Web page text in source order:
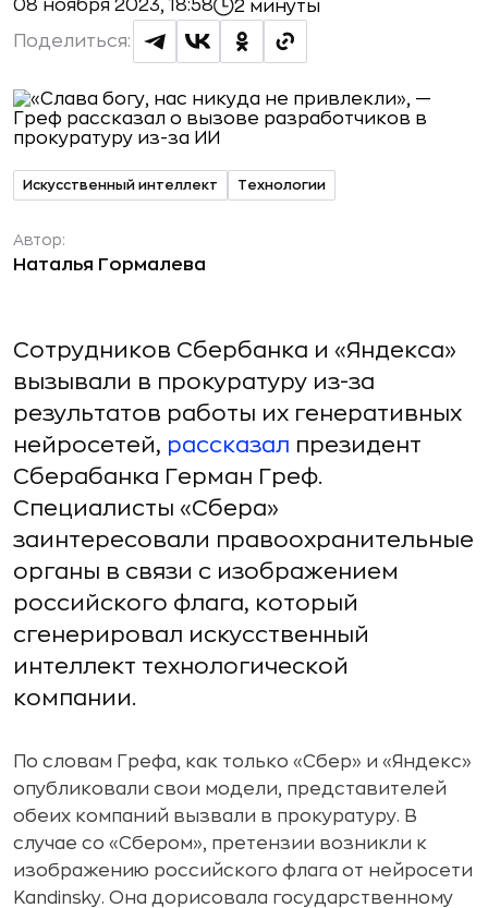
08 ноября 2023, 18:58 2 минуты
Поделиться:
Искусственный интеллект Технологии
Автор:
Наталья Гормалева
Сотрудников Сбербанка и «Яндекса»
вызывали в прокуратуру из-за
результатов работы их генеративных
нейросетей, рассказал президент
Сберабанка Герман Греф.
Специалисты «Сбера»
заинтересовали правоохранительные
органы в связи с изображением
российского флага, который
сгенерировал искусственный
интеллект технологической
компании.
По словам Грефа, как только «Сбер» и «Яндекс»
опубликовали свои модели, представителей
обеих компаний вызвали в прокуратуру. В
случае со «Сбером», претензии возникли к
изображению российского флага от нейросети
Kandinsky. Она дорисовала государственному